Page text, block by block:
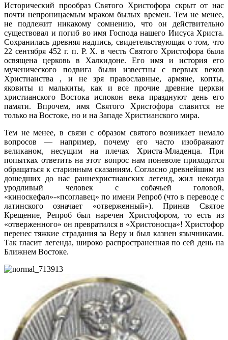
Исторический прообраз Святого Христофора скрыт от нас
почти непроницаемым мраком былых времен. Тем не менее,
не подлежит никакому сомнению, что он действительно
существовал и погиб во имя Господа нашего Иисуса Христа.
Сохранилась древняя надпись, свидетельствующая о том, что
22 сентября 452 г. п. Р. Х. в честь Святого Христофора была
освящена церковь в Халкидоне. Его имя и история его
мученического подвига были известны с первых веков
Христианства , и не зря православные, армяне, копты,
яковиты и малькиты, как и все прочие древние церкви
христианского Востока испокон века празднуют день его
памяти. Впрочем, имя Святого Христофора славится не
только на Востоке, но и на Западе Христианского мира.
Тем не менее, в связи с образом святого возникает немало
вопросов — например, почему его часто изображают
великаном, несущим на плечах Христа-Младенца. При
попытках ответить на этот вопрос нам поневоле приходится
обращаться к старинным сказаниям. Согласно древнейшим из
дошедших до нас раннехристианских легенд, жил некогда
уродливый человек с собачьей головой,
«киноскефал»-«псоглавец» по имени Репроб (что в переводе с
латинского означает «отверженный»). Приняв Святое
Крещение, Репроб был наречен Христофором, то есть из
«отверженного» он превратился в «Христоносца»! Христофор
перенес тяжкие страдания за Веру и был казнен язычниками.
Так гласит легенда, широко распространенная по сей день на
Ближнем Востоке.